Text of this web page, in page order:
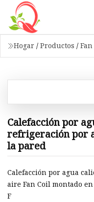
Hogar / Productos /
Calefacción por
refrigeración por
la pared
Calefacción por agua
aire Fan Coil montado
F